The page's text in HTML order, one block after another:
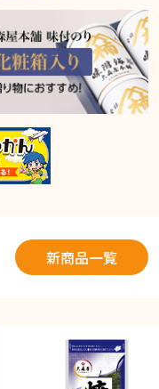
新商品一覧